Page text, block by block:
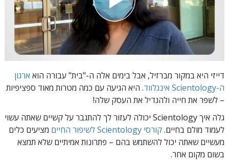
דייזי היא במקור מברזיל, אבל בימים אלה ה-"בית" עבורה הוא ארגון
ה-Scientology אינגלווד
. היא הגיעה עם כמה מטרות מאוד ספציפיות
– לשפר את חייה ולהגדיל את העסק שלה!
גלה איך Scientology יכולה לעזור לך להתגבר על קשיים שאתה עשוי
לעמוד מולם בחיים.קורסי Scientology לשיפור החיים
מציעים כלים
מעשיים שאתה יכול להשתמש בהם – פתרונות אמיתיים שלא תמצא
בשום מקום אחר.